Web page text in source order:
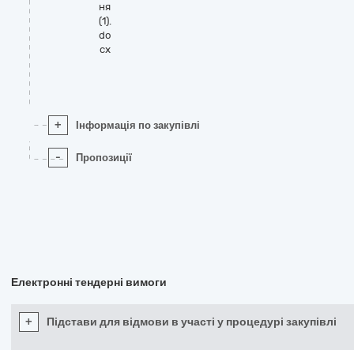
ня
(1).
do
cx
+ Інформація по закупівлі
- Пропозиції
Електронні тендерні вимоги
+ Підстави для відмови в участі у процедурі закупівлі